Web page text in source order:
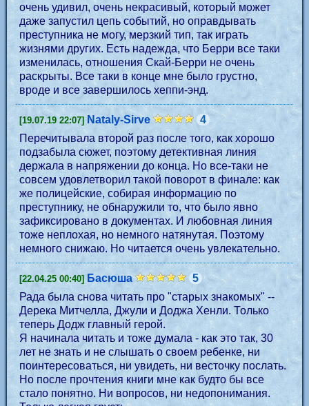
очень удивил, очень некрасивый, который может
даже запустил цепь событий, но оправдывать
преступника не могу, мерзкий тип, так играть
жизнями других. Есть надежда, что Берри все таки
изменилась, отношения Скай-Берри не очень
раскрыты. Все таки в конце мне было грустно,
вроде и все завершилось хеппи-энд.
[19.07.19 22:07] Nataly-Sirve
4
Перечитывала второй раз после того, как хорошо
подзабыла сюжет, поэтому детективная линия
держала в напряжении до конца. Но все-таки не
совсем удовлетворил такой поворот в финале: как
же полицейские, собирая информацию по
преступнику, не обнаружили то, что было явно
зафиксировано в документах. И любовная линия
тоже неплохая, но немного натянутая. Поэтому
немного снижаю. Но читается очень увлекательно.
[22.04.25 00:40] Басюша
5
Рада была снова читать про "старых знакомых" --
Дерека Митчелла, Джули и Доджа Хенли. Только
теперь Додж главный герой.
Я начинала читать и тоже думала - как это так, 30
лет не знать и не слышать о своем ребенке, ни
поинтересоваться, ни увидеть, ни весточку послать.
Но после прочтения книги мне как будто бы все
стало понятно. Ни вопросов, ни недопонимания.